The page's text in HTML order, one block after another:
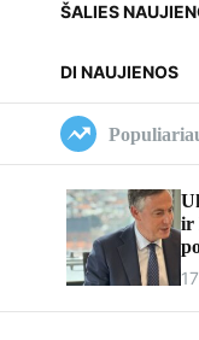
ŠALIES
DI NAUJIENOS
ir